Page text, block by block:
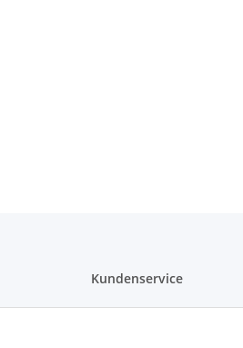
Kundenservice
Telefon: +41 71 554 2740